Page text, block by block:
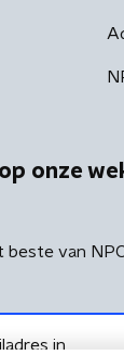
onze
beste van